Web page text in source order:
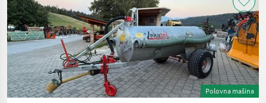
Polovna mašina